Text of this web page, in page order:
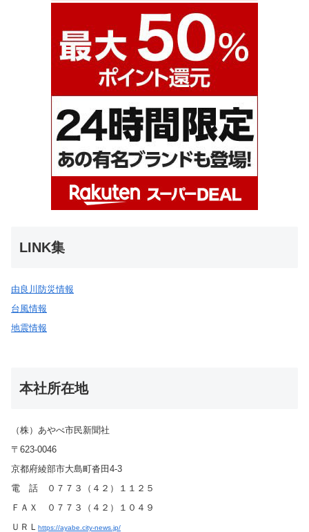
LINK集
由良川防災情報
台風情報
地震情報
本社所在地
（株）あやべ市民新聞社
〒623-0046
京都府綾部市大島町沓田4-3
電 話 ０７７３（４２）１１２５
ＦＡＸ ０７７３（４２）１０４９
ＵＲＬ https://ayabe.city-news.jp/